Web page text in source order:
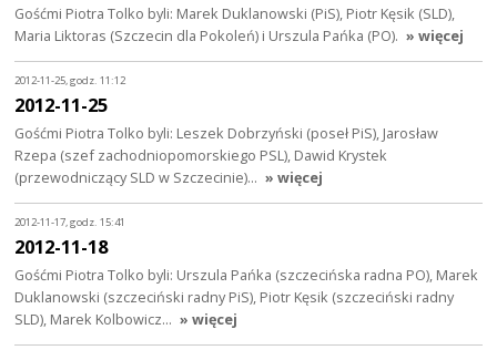
Gośćmi Piotra Tolko byli: Marek Duklanowski (PiS), Piotr Kęsik (SLD),
Maria Liktoras (Szczecin dla Pokoleń) i Urszula Pańka (PO). » więcej
2012-11-25, godz. 11:12
2012-11-25
Gośćmi Piotra Tolko byli: Leszek Dobrzyński (poseł PiS), Jarosław
Rzepa (szef zachodniopomorskiego PSL), Dawid Krystek
(przewodniczący SLD w Szczecinie)… » więcej
2012-11-17, godz. 15:41
2012-11-18
Gośćmi Piotra Tolko byli: Urszula Pańka (szczecińska radna PO), Marek
Duklanowski (szczeciński radny PiS), Piotr Kęsik (szczeciński radny
SLD), Marek Kolbowicz… » więcej